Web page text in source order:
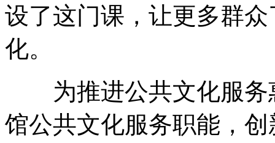
设了这门课，让更多群
化。
为推进公共文化服务
馆公共文化服务职能，